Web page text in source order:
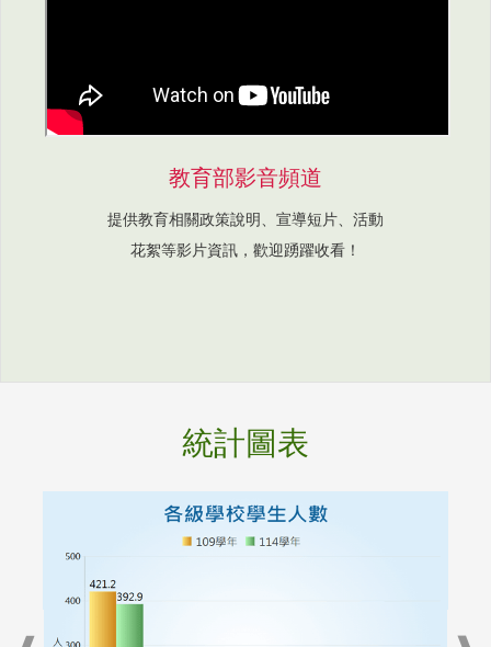
教育部影音頻道
提供教育相關政策說明、宣導短片、活動
花絮等影片資訊，歡迎踴躍收看！
統計圖表